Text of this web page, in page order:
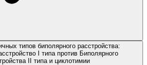
типов биполярного расстройства:
I типа против Биполярного
II типа и циклотимии